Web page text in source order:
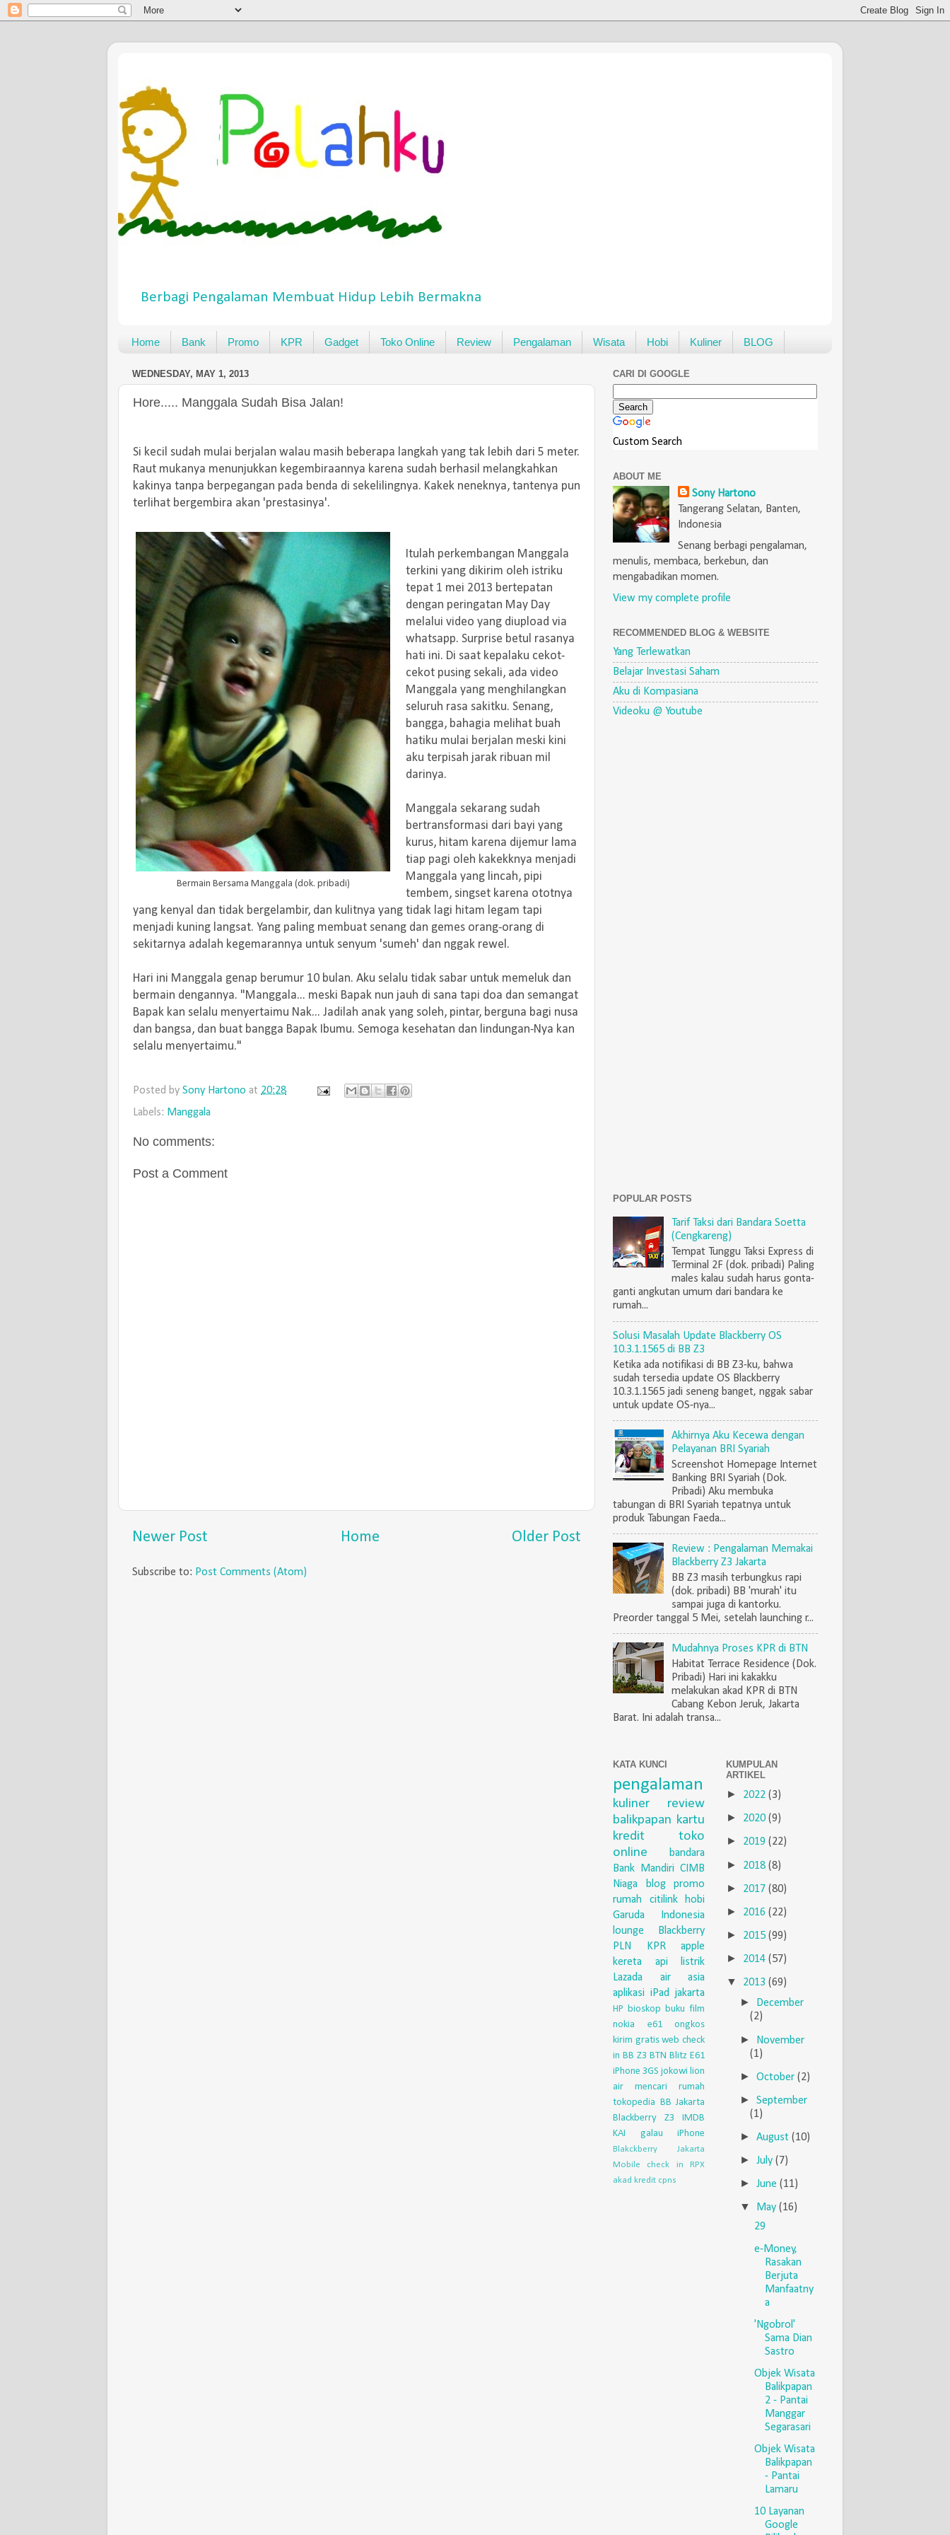
Berbagi Pengalaman Membuat Hidup Lebih Bermakna
Home Bank Promo KPR Gadget Toko Online Review Pengalaman Wisata Hobi Kuliner BLOG
WEDNESDAY, MAY 1, 2013
Hore..... Manggala Sudah Bisa Jalan!
Si kecil sudah mulai berjalan walau masih beberapa langkah yang tak lebih dari 5 meter.
Raut mukanya menunjukkan kegembiraannya karena sudah berhasil melangkahkan
kakinya tanpa berpegangan pada benda di sekelilingnya. Kakek neneknya, tantenya pun
terlihat bergembira akan 'prestasinya'.
Bermain Bersama Manggala (dok. pribadi)
Itulah perkembangan Manggala
terkini yang dikirim oleh istriku
tepat 1 mei 2013 bertepatan
dengan peringatan May Day
melalui video yang diupload via
whatsapp. Surprise betul rasanya
hati ini. Di saat kepalaku cekot-
cekot pusing sekali, ada video
Manggala yang menghilangkan
seluruh rasa sakitku. Senang,
bangga, bahagia melihat buah
hatiku mulai berjalan meski kini
aku terpisah jarak ribuan mil
darinya.
Manggala sekarang sudah
bertransformasi dari bayi yang
kurus, hitam karena dijemur lama
tiap pagi oleh kakekknya menjadi
Manggala yang lincah, pipi
tembem, singset karena ototnya
yang kenyal dan tidak bergelambir, dan kulitnya yang tidak lagi hitam legam tapi
menjadi kuning langsat. Yang paling membuat senang dan gemes orang-orang di
sekitarnya adalah kegemarannya untuk senyum 'sumeh' dan nggak rewel.
Hari ini Manggala genap berumur 10 bulan. Aku selalu tidak sabar untuk memeluk dan
bermain dengannya. "Manggala... meski Bapak nun jauh di sana tapi doa dan semangat
Bapak kan selalu menyertaimu Nak... Jadilah anak yang soleh, pintar, berguna bagi nusa
dan bangsa, dan buat bangga Bapak Ibumu. Semoga kesehatan dan lindungan-Nya kan
selalu menyertaimu."
Posted by Sony Hartono at 20:28
Labels: Manggala
No comments:
Post a Comment
Newer Post Older Post
Home
Subscribe to: Post Comments (Atom)
CARI DI GOOGLE
Custom Search
ABOUT ME
Sony Hartono
Tangerang Selatan, Banten,
Indonesia
Senang berbagi pengalaman,
menulis, membaca, berkebun, dan
mengabadikan momen.
View my complete profile
RECOMMENDED BLOG & WEBSITE
Yang Terlewatkan
Belajar Investasi Saham
Aku di Kompasiana
Videoku @ Youtube
POPULAR POSTS
Tarif Taksi dari Bandara Soetta
(Cengkareng)
Tempat Tunggu Taksi Express di
Terminal 2F (dok. pribadi) Paling
males kalau sudah harus gonta-
ganti angkutan umum dari bandara ke
rumah...
Solusi Masalah Update Blackberry OS
10.3.1.1565 di BB Z3
Ketika ada notifikasi di BB Z3-ku, bahwa
sudah tersedia update OS Blackberry
10.3.1.1565 jadi seneng banget, nggak sabar
untuk update OS-nya...
Akhirnya Aku Kecewa dengan
Pelayanan BRI Syariah
Screenshot Homepage Internet
Banking BRI Syariah (Dok.
Pribadi) Aku membuka
tabungan di BRI Syariah tepatnya untuk
produk Tabungan Faeda...
Review : Pengalaman Memakai
Blackberry Z3 Jakarta
BB Z3 masih terbungkus rapi
(dok. pribadi) BB 'murah' itu
sampai juga di kantorku.
Preorder tanggal 5 Mei, setelah launching r...
Mudahnya Proses KPR di BTN
Habitat Terrace Residence (Dok.
Pribadi) Hari ini kakakku
melakukan akad KPR di BTN
Cabang Kebon Jeruk, Jakarta
Barat. Ini adalah transa...
KATA KUNCI
pengalaman
kuliner
review
balikpapan kartu
kredit
toko
online
bandara
Bank Mandiri CIMB
Niaga
blog
promo
rumah
citilink
hobi
Garuda Indonesia
lounge
Blackberry
PLN
KPR
apple
kereta api
listrik
Lazada
air asia
aplikasi iPad jakarta
HP bioskop buku film
nokia e61
ongkos
kirim gratis web check
in BB Z3 BTN Blitz E61
iPhone 3GS jokowi lion
air
mencari rumah
tokopedia BB Jakarta
Blackberry Z3
IMDB
KAI
galau iPhone
Blakckberry Jakarta
Mobile check in
RPX
akad kredit cpns
KUMPULAN
ARTIKEL
► 2022 (3)
► 2020 (9)
► 2019 (22)
► 2018 (8)
► 2017 (80)
► 2016 (22)
► 2015 (99)
► 2014 (57)
▼ 2013 (69)
► December
(2)
►
November
(1)
►October(2)
►September
(1)
►August(10)
►July(7)
►June(11)
▼ May(16)
29
e-Money,
Rasakan
Berjuta
Manfaatny
a
'Ngobrol'
Sama Dian
Sastro
Objek Wisata
Balikpapan
2 - Pantai
Manggar
Segarasari
Objek Wisata
Balikpapan
- Pantai
Lamaru
10 Layanan
Google